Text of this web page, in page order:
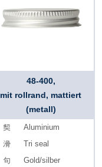
48-400,
mit rollrand, mattiert
(metall)
Aluminium
Tri seal
Gold/silber